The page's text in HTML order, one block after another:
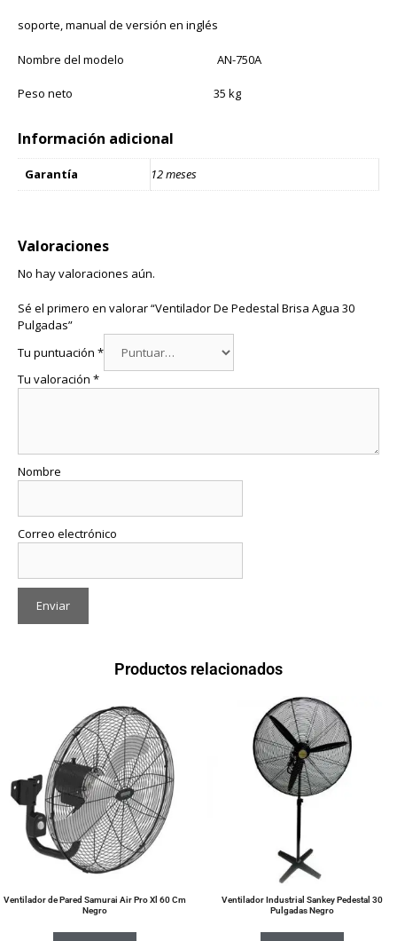
soporte, manual de versión en inglés
Nombre del modelo AN-750A
Peso neto 35 kg
Información adicional
Garantía 12 meses
Valoraciones
No hay valoraciones aún.
Sé el primero en valorar “Ventilador De Pedestal Brisa Agua 30
Pulgadas”
Tu puntuación *
Tu valoración *
Nombre
Correo electrónico
Productos relacionados
Ventilador de Pared Samurai Air Pro Xl 60 Cm
Negro
Ventilador Industrial Sankey Pedestal 30
Pulgadas Negro